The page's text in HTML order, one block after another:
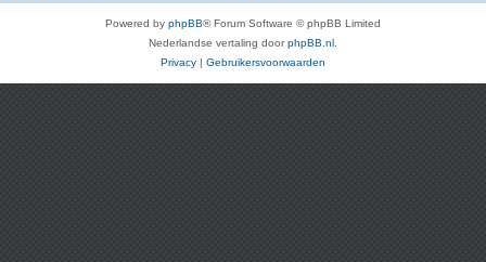
Powered by phpBB® Forum Software © phpBB Limited
Nederlandse vertaling doorphpBB.nl
Privacy | Gebruikersvoorwaarden